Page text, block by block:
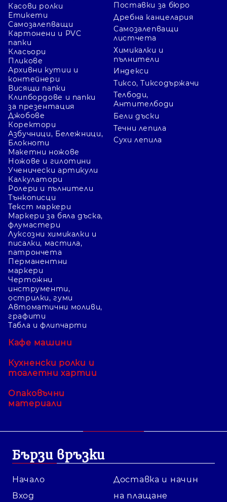
Касови ролки
Етикети
Самозалепващи
Картонени и PVC
папки
Класьори
Пликове
Архивни кутии и
контейнери
Висящи папки
Клипбордове и папки
за презентация
Джобове
Коректори
Азбучници, Бележници,
Блокноти
Поставки за бюро
Дребна канцелария
Самозалепващи
листчета
Химикалки и
пълнители
Индекси
Тиксо, Тиксодържачи
Телбоди,
Антителбоди
Бели дъски
Течни лепила
Сухи лепила
Макетни ножове
Ножове и гилотини
Ученически артикули
Калкулатори
Ролери и пълнители
Тънкописци
Текст маркери
Маркери за бяла дъска,
флумастери
Луксозни химикалки и
писалки, мастила,
патрончета
Перманентни
маркери
Чертожни
инструменти,
острилки, гуми
Автоматични моливи,
графити
Табла и флипчарти
Кафе машини
Кухненски ролки и
тоалетни хартии
Опаковъчни
материали
Бързи връзки
Начало
Вход
Доставка и начин
на плащане